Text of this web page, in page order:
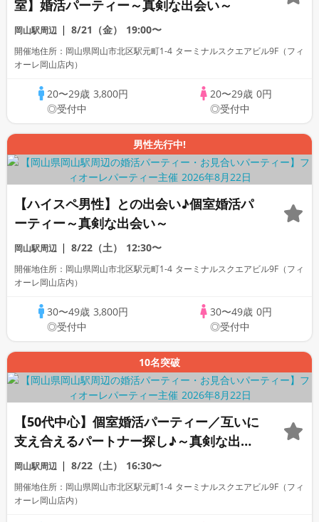
室】婚活パーティー～真剣な出会い～
岡山駅周辺 8/21（金） 19:00〜
開催地住所：岡山県岡山市北区駅元町1-4 ターミナルスクエアビル9F（フィ
オーレ岡山店内）
20〜29歳 3,800円
◎受付中
20〜29歳 0円
◎受付中
男性先行中!
【ハイスペ男性】との出会い♪個室婚活パ
ーティー～真剣な出会い～
岡山駅周辺 8/22（土） 12:30〜
開催地住所：岡山県岡山市北区駅元町1-4 ターミナルスクエアビル9F（フィ
オーレ岡山店内）
30〜49歳 3,800円
◎受付中
30〜49歳 0円
◎受付中
10名突破
【50代中心】個室婚活パーティー／互いに
支え合えるパートナー探し♪～真剣な出会
い～
岡山駅周辺 8/22（土） 16:30〜
開催地住所：岡山県岡山市北区駅元町1-4 ターミナルスクエアビル9F（フィ
オーレ岡山店内）